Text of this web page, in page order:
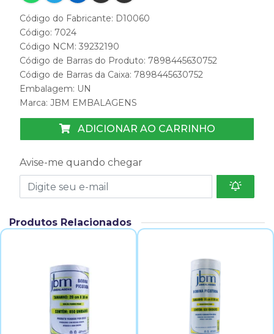
Código do Fabricante: D10060
Código: 7024
Código NCM: 39232190
Código de Barras do Produto: 7898445630752
Código de Barras da Caixa: 7898445630752
Embalagem: UN
Marca: JBM EMBALAGENS
ADICIONAR AO CARRINHO
Avise-me quando chegar
Produtos Relacionados